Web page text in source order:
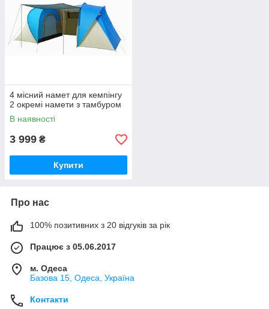
4 місний намет для кемпінгу
2 окремі намети з тамбуром
В наявності
3 999 ₴
Купити
Про нас
100% позитивних з 20 відгуків за рік
Працює з 05.06.2017
м. Одеса
Базова 15, Одеса, Україна
Контакти